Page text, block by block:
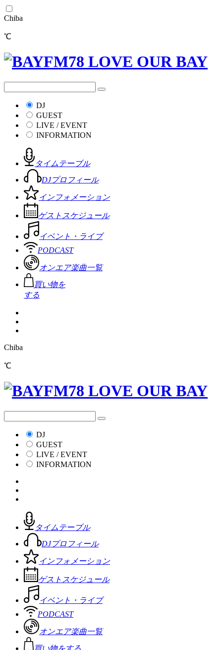
Chiba
℃
DJ
GUEST
LIVE / EVENT
INFORMATION
タイムテーブル
DJプロフィール
インフォメーション
ゲストスケジュール
イベント・ライブ
PODCAST
オンエア楽曲一覧
買い物を
する
Chiba
℃
DJ
GUEST
LIVE / EVENT
INFORMATION
タイムテーブル
DJプロフィール
インフォメーション
ゲストスケジュール
イベント・ライブ
PODCAST
オンエア楽曲一覧
買い物をする